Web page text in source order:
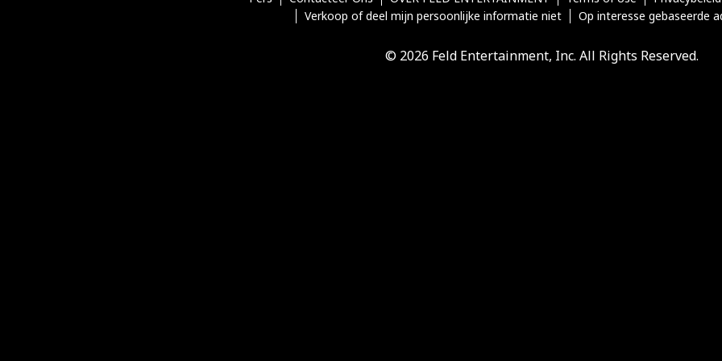
Verkoop of deel mijn persoonlijke informatie niet
Op interesse gebaseerde
© 2026 Feld Entertainment, Inc. All Rights Reserved.